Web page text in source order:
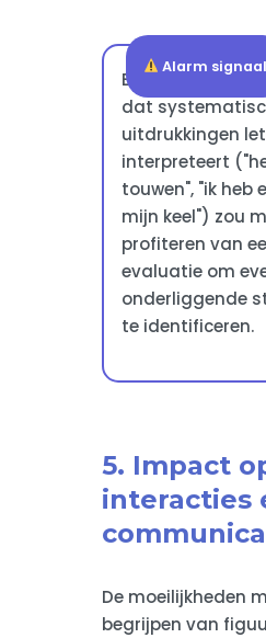
Alarm signaal
Een kind ouder
dat
uitdrukkingen
interpreteert
touwen", "ik heb
mijn keel") zou
profiteren van
evaluatie om
onderliggende
te identificeren.
5. Impact
interacties
De moeilijkheden
begrijpen van